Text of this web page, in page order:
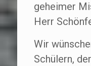
geheimer
Herr
Wir
Schülern,